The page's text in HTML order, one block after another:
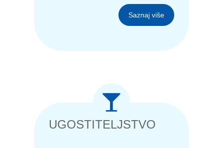
Saznaj više
UGOSTITELJSTVO